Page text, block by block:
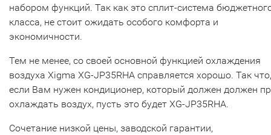
набором функций. Так как это сплит-система
класса, не стоит ожидать особого комфорта и
экономичности.
Тем не менее, со своей основной функцией охлаждения
воздуха Xigma XG-JP35RHA справляется хорошо. Так что,
если Вам нужен кондиционер, который должен должен
охлаждать воздух, пусть это будет XG-JP35RHA.
Сочетание низкой цены, заводской гарантии,